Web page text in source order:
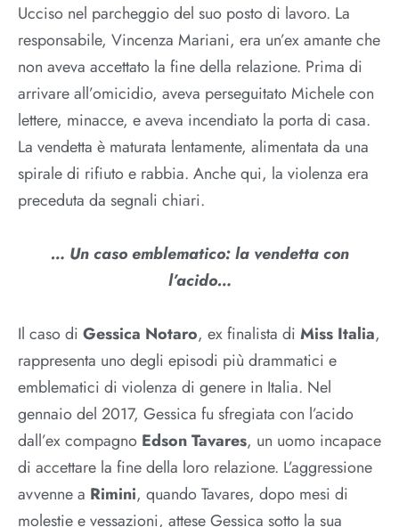
Ucciso nel parcheggio del suo posto di lavoro. La
responsabile, Vincenza Mariani, era un’ex amante che
non aveva accettato la fine della relazione. Prima di
arrivare all’omicidio, aveva perseguitato Michele con
lettere, minacce, e aveva incendiato la porta di casa.
La vendetta è maturata lentamente, alimentata da una
spirale di rifiuto e rabbia. Anche qui, la violenza era
preceduta da segnali chiari.​
… Un caso emblematico: la vendetta con
l’acido…
Il caso di Gessica Notaro, ex finalista di Miss Italia,
rappresenta uno degli episodi più drammatici e
emblematici di violenza di genere in Italia. Nel
gennaio del 2017, Gessica fu sfregiata con l’acido
dall’ex compagno Edson Tavares, un uomo incapace
di accettare la fine della loro relazione. L’aggressione
avvenne a Rimini, quando Tavares, dopo mesi di
molestie e vessazioni, attese Gessica sotto la sua